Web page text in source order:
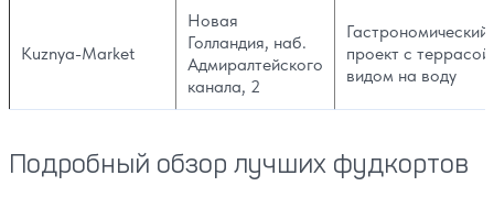
Kuznya-Market
Новая
Голландия, наб.
Адмиралтейского
канала, 2
Гастрономический
проект с террасой
видом на воду
Подробный обзор лучших фудкортов